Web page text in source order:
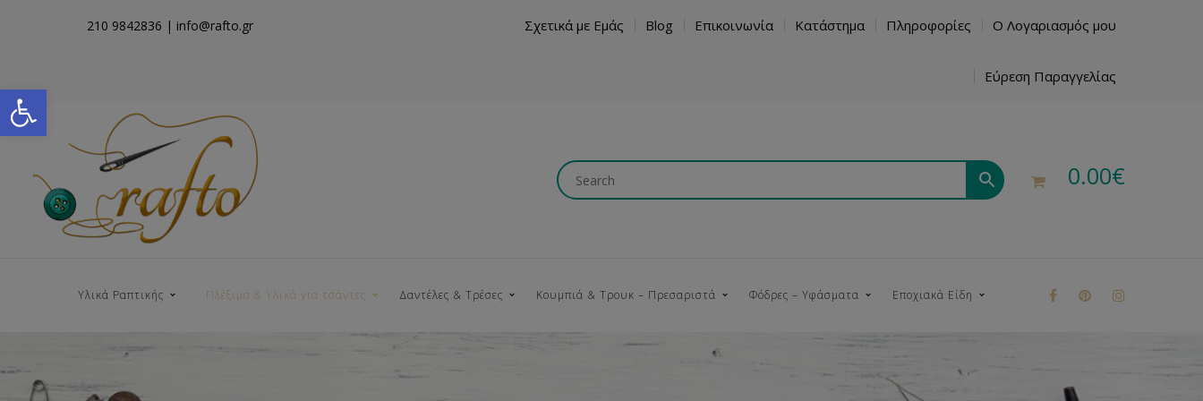
Open toolbar
210 9842836 | info@rafto.gr Σχετικά με Εμάς Blog Επικοινωνία Κατάστημα Πληροφορίες Ο Λογαριασμός μου
Εύρεση Παραγγελίας
0.00€
Υλικά Ραπτικής Πλέξιμο & Υλικά για τσάντες Δαντέλες & Τρέσες Κουμπιά & Τρουκ – Πρεσαριστά Φόδρες – Υφάσματα Εποχιακά Είδη